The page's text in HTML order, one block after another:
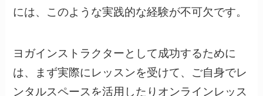
には、このような実践的な経験が不可欠です。
ヨガインストラクターとして成功するために
は、まず実際にレッスンを受けて、ご自身でレ
ンタルスペースを活用したりオンラインレッス